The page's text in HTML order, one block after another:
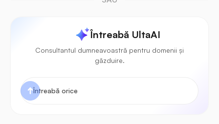
Întreabă UltaAI
Consultantul dumneavoastră pentru domenii și
găzduire.